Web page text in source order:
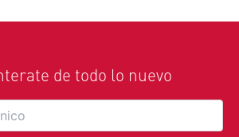
de todo lo nuevo